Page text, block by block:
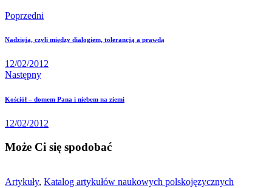
Poprzedni
Nadzieja, czyli między dialogiem, tolerancją a prawdą
12/02/2012
Następny
Kościół – domem Pana i niebem na ziemi
12/02/2012
Może Ci się spodobać
Artykuły, Katalog artykułów naukowych polskojęzycznych